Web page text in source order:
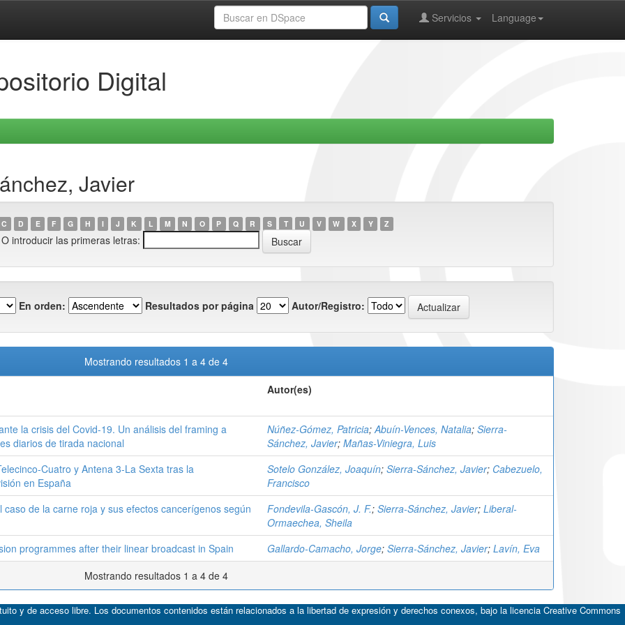
Language
Servicios
Digital
Javier
C D E F G H I J K L M N O P Q R S T U V W X Y Z
O introducir las primeras letras:
En orden: Resultados por página Autor/Registro:
Mostrando resultados 1 a 4 de 4
Autor(es)
la crisis del Covid-19. Un análisis del framing a
diarios de tirada nacional
Núñez-Gómez, Patricia;Abuín-Vences, Natalia; Sierra-
Sánchez, Javier; Mañas-Viniegra, Luis
Cuatro y Antena 3-La Sexta tras la
en España
Sotelo González, Joaquín; Sierra-Sánchez, Javier; Cabezuelo,
Francisco
de la carne roja y sus efectos cancerígenos según
Fondevila-Gascón, J. F.; Sierra-Sánchez, Javier; Liberal-
Ormaechea, Sheila
programmes after their linear broadcast in Spain Gallardo-Camacho, Jorge; Sierra-Sánchez, Javier; Lavín, Eva
Mostrando resultados 1 a 4 de 4
y de acceso libre. Los documentos contenidos están relacionados a la libertad de expresión y derechos conexos, bajo la licencia Creative Commons